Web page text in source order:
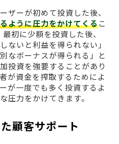
ザーが初めて投資した後、
ように圧力をかけてくるこ
初に少額を投資した後、
ないと利益を得られない」
なボーナスが得られる」と
投資を強要することがあり
が資金を搾取するためによ
が一度でも多く投資するよ
圧力をかけてきます。
顧客サポート